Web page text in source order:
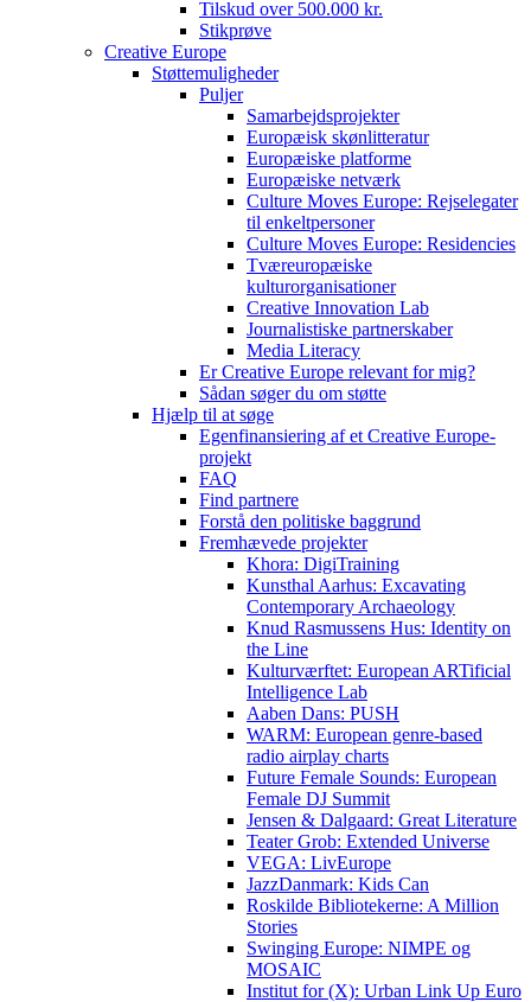
Tilskud over 500.000 kr.
Stikprøve
Creative Europe
Støttemuligheder
Puljer
Samarbejdsprojekter
Europæisk skønlitteratur
Europæiske platforme
Europæiske netværk
Culture Moves Europe: Rejselegater
til enkeltpersoner
Culture Moves Europe: Residencies
Tværeuropæiske
kulturorganisationer
Creative Innovation Lab
Journalistiske partnerskaber
Media Literacy
Er Creative Europe relevant for mig?
Sådan søger du om støtte
Hjælp til at søge
Egenfinansiering af et Creative Europe-
projekt
FAQ
Find partnere
Forstå den politiske baggrund
Fremhævede projekter
Khora: DigiTraining
Kunsthal Aarhus: Excavating
Contemporary Archaeology
Knud Rasmussens Hus: Identity on
the Line
Kulturværftet: European ARTificial
Intelligence Lab
Aaben Dans: PUSH
WARM: European genre-based
radio airplay charts
Future Female Sounds: European
Female DJ Summit
Jensen & Dalgaard: Great Literature
Teater Grob: Extended Universe
VEGA: LivEurope
JazzDanmark: Kids Can
Roskilde Bibliotekerne: A Million
Stories
Swinging Europe: NIMPE og
MOSAIC
Institut for (X): Urban Link Up Euro